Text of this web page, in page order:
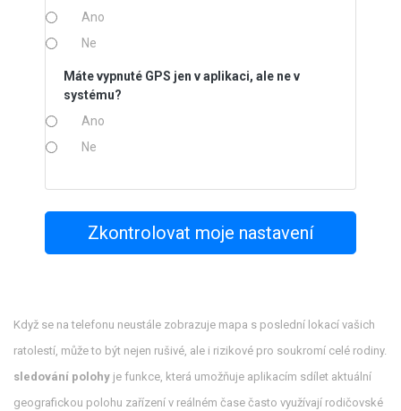
Ano
Ne
Máte vypnuté GPS jen v aplikaci, ale ne v
systému?
Ano
Ne
Zkontrolovat moje nastavení
Když se na telefonu neustále zobrazuje mapa s poslední lokací vašich
ratolestí, může to být nejen rušivé, ale i rizikové pro soukromí celé rodiny.
sledování polohy je funkce, která umožňuje aplikacím sdílet aktuální
geografickou polohu zařízení v reálném čase často využívají rodičovské